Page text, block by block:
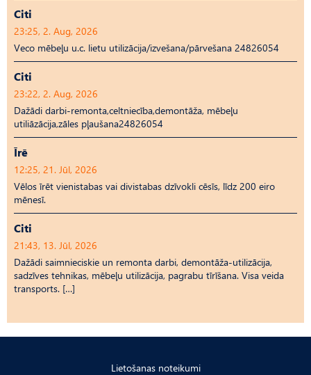
Citi
23:25, 2. Aug, 2026
Veco mēbeļu u.c. lietu utilizācija/izvešana/pārvešana 24826054
Citi
23:22, 2. Aug, 2026
Dažādi darbi-remonta,celtniecība,demontāža, mēbeļu
utiliāzācija,zāles pļaušana24826054
Īrē
12:25, 21. Jūl, 2026
Vēlos īrēt vienistabas vai divistabas dzīvokli cēsīs, līdz 200 eiro
mēnesī.
Citi
21:43, 13. Jūl, 2026
Dažādi saimnieciskie un remonta darbi, demontāža-utilizācija,
sadzīves tehnikas, mēbeļu utilizācija, pagrabu tīrīšana. Visa veida
transports. […]
Lietošanas noteikumi